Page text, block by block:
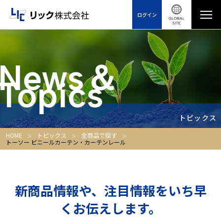
ログイン
＆
トピックス
HOME トピックス
全商品で探す
トーソー ビニールカーテン・カーテンレール
新商品情報や、注目情報をいち早
くお伝えします。